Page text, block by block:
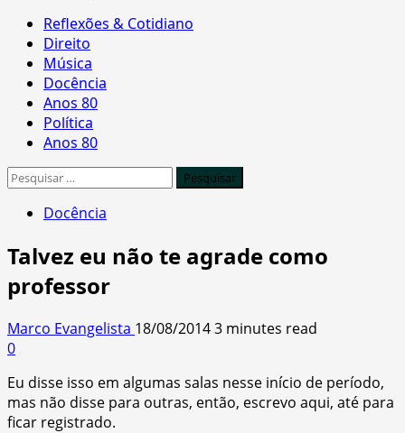
Primary
Menu
Reflexões & Cotidiano
Direito
Música
Docência
Anos 80
Política
Anos 80
Pesquisar
Docência
Talvez eu não te agrade como
professor
Marco Evangelista 18/08/20143 minutes read
0
Eu disse isso em algumas salas nesse início de período,
mas não disse para outras, então, escrevo aqui, até para
ficar registrado.